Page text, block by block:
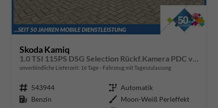
Skoda Kamiq
unverbindliche Lieferzeit: 16 Tage Fahrzeug mit Tageszulassung
Fahrzeugnr. 543944 Getriebe Automatik
Kraftstoff Benzin Außenfarbe Moon-Weiß Perleffekt